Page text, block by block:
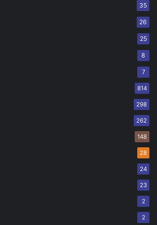
35
26
25
8
7
814
298
262
148
28
24
23
2
2